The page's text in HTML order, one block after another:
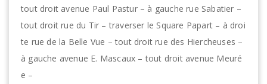
tout droit avenue Paul Pastur – à gauche rue Sabatier –
tout droit rue du Tir – traverser le Square Papart – à droi
te rue de la Belle Vue – tout droit rue des Hiercheuses –
à gauche avenue E. Mascaux – tout droit avenue Meuré
e –